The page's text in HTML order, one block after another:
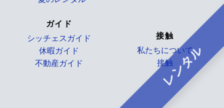
レンタル
ガイド
シッチェスガイド
休暇ガイド
不動産ガイド
接触
私たちについて
接触